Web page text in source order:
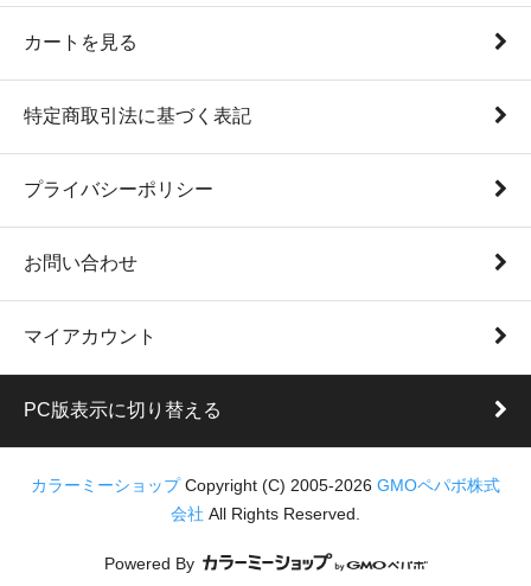
カートを見る
特定商取引法に基づく表記
プライバシーポリシー
お問い合わせ
マイアカウント
PC版表示に切り替える
カラーミーショップ Copyright (C) 2005-2026 GMOペパボ株式
会社 All Rights Reserved.
Powered By